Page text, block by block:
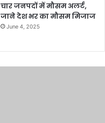
चार जनपदों में मौसम अलर्ट,
जाने देश भर का मौसम मिजाज
June 4, 2025